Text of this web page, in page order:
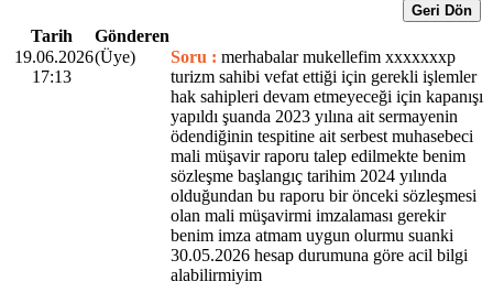
Geri Dön
Tarih
Gönderen
19.06.2026
17:13
(Üye) Soru : merhabalar mukellefim xxxxxxxp
turizm sahibi vefat ettiği için gerekli işlemler
hak sahipleri devam etmeyeceği için kapanışı
yapıldı şuanda 2023 yılına ait sermayenin
ödendiğinin tespitine ait serbest muhasebeci
mali müşavir raporu talep edilmekte benim
sözleşme başlangıç tarihim 2024 yılında
olduğundan bu raporu bir önceki sözleşmesi
olan mali müşavirmi imzalaması gerekir
benim imza atmam uygun olurmu suanki
30.05.2026 hesap durumuna göre acil bilgi
alabilirmiyim